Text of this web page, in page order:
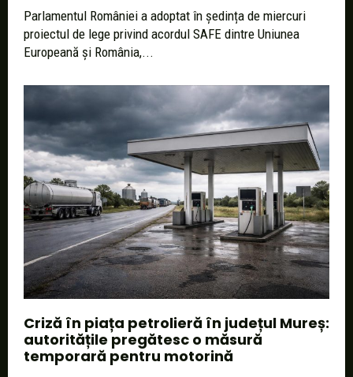
Parlamentul României a adoptat în ședința de miercuri
proiectul de lege privind acordul SAFE dintre Uniunea
Europeană și România,...
Criză în piața petrolieră în județul Mureș:
autoritățile pregătesc o măsură
temporară pentru motorină